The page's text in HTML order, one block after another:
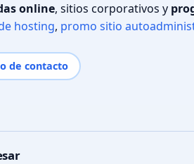
online, sitios corporativos y
hosting, promo sitio
de contacto